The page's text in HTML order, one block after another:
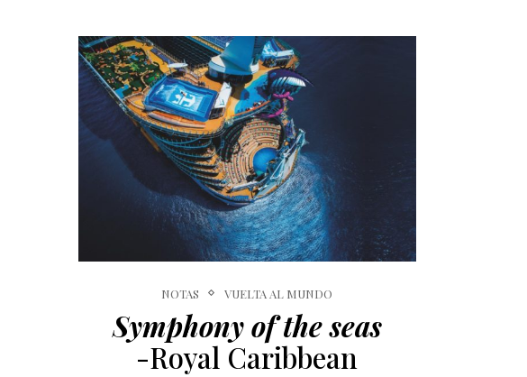
NOTAS VUELTA AL MUNDO
Symphony of the seas
-Royal Caribbean